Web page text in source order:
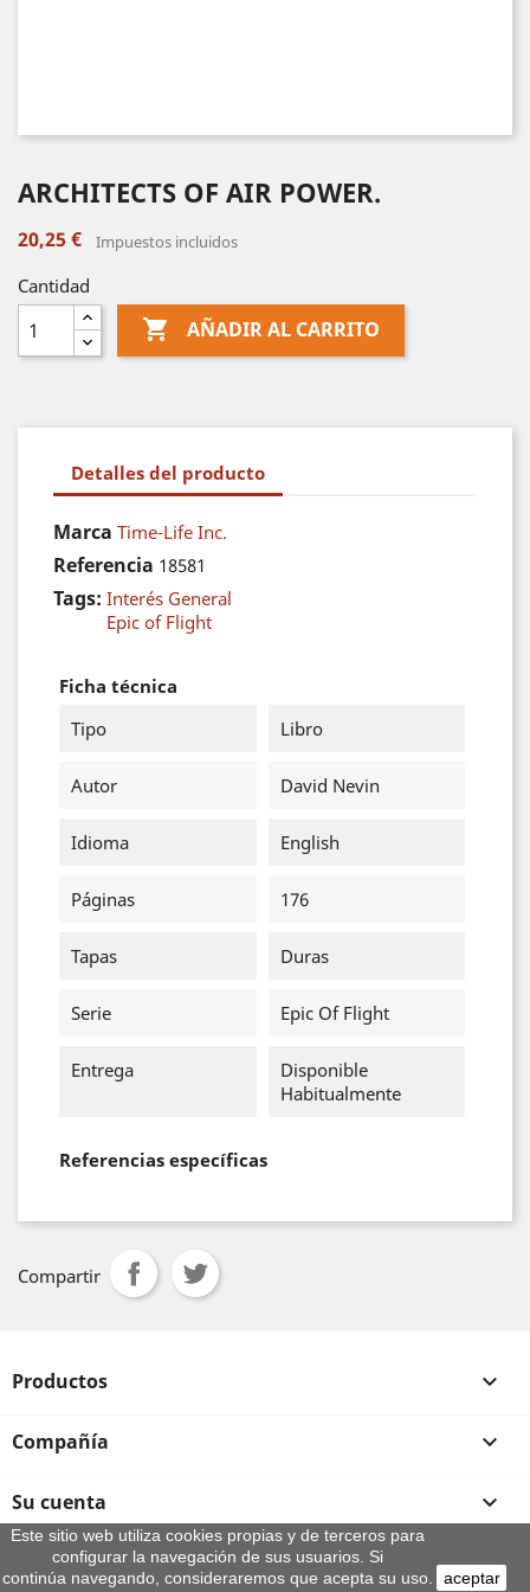
ARCHITECTS OF AIR POWER.
20,25 € Impuestos incluidos
Cantidad
 AÑADIR AL CARRITO
Detalles del producto
Marca Time-Life Inc.
Referencia 18581
Tags: Interés General
Epic of Flight
Ficha técnica
Tipo
Libro
Autor David Nevin
Idioma English
Páginas 176
Tapas Duras
Serie Epic Of Flight
Entrega
Disponible
Habitualmente
Referencias específicas
Compartir
Productos 
Compañía 
Su cuenta 
Información de la tienda
Este sitio web utiliza cookies propias y de terceros para
configurar la navegación de sus usuarios. Si
continúa navegando, consideraremos que acepta su uso.
aceptar